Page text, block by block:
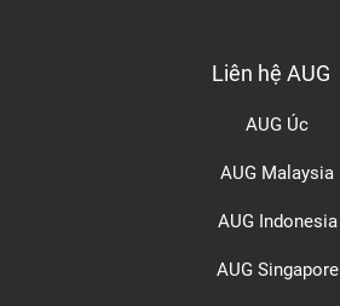
Liên hệ AUG
AUG Úc
AUG Malaysia
AUG Indonesia
AUG Singapore